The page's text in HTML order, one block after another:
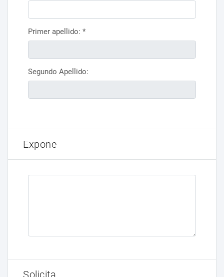
Primer apellido: *
Segundo Apellido:
Expone